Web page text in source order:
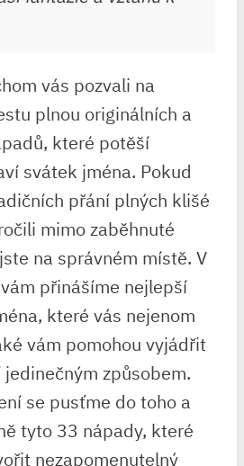
vás pozvali na
plnou originálních a
které potěší
svátek jména. Pokud
přání plných klišé
mimo zaběhnuté
na správném místě. V
přinášíme nejlepší
které vás nejenom
vám pomohou vyjádřit
způsobem.
se pusťme do toho a
tyto 33 nápady, které
nezapomenutelný